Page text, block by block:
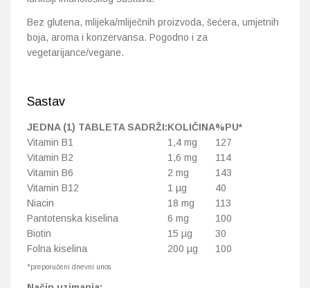
Bez glutena, mlijeka/mliječnih proizvoda, šećera, umjetnih
boja, aroma i konzervansa. Pogodno i za
vegetarijance/vegane.
Sastav
JEDNA (1) TABLETA SADRŽI:KOLIČINA%PU*
Vitamin B1
1,4 mg
127
Vitamin B2
1,6 mg
114
Vitamin B6
2 mg
143
Vitamin B12
1 µg
40
Niacin
18 mg
113
Pantotenska kiselina
6 mg
100
Biotin
15 µg
30
Folna kiselina
200 µg 100
*preporučeni dnevni unos